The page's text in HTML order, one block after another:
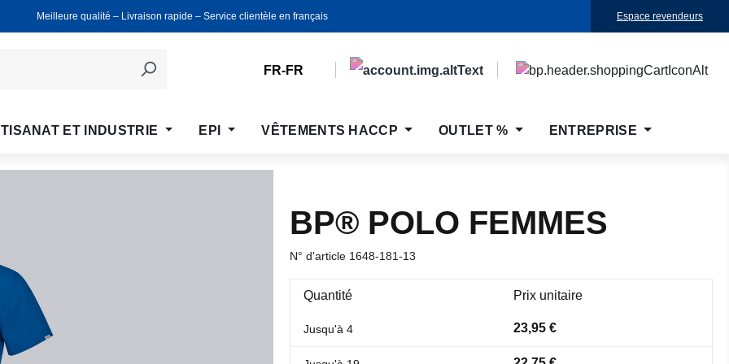
Meilleure qualité ‒ Livraison rapide ‒ Service clientèle en français Espace revendeurs
FR-FR
ET INDUSTRIE EPI VÊTEMENTS HACCP OUTLET % ENTREPRISE
BP® POLO FEMMES
N° d'article 1648-181-13
Quantité Prix unitaire
Jusqu'à 4 23,95 €